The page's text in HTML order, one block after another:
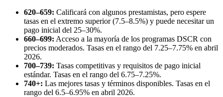
620–659: Calificará con algunos prestamistas, pero espere
tasas en el extremo superior (7.5–8.5%) y puede necesitar un
pago inicial del 25–30%.
660–699: Acceso a la mayoría de los programas DSCR con
precios moderados. Tasas en el rango del 7.25–7.75% en abril
2026.
700–739: Tasas competitivas y requisitos de pago inicial
estándar. Tasas en el rango del 6.75–7.25%.
740+: Las mejores tasas y términos disponibles. Tasas en el
rango del 6.5–6.95% en abril 2026.